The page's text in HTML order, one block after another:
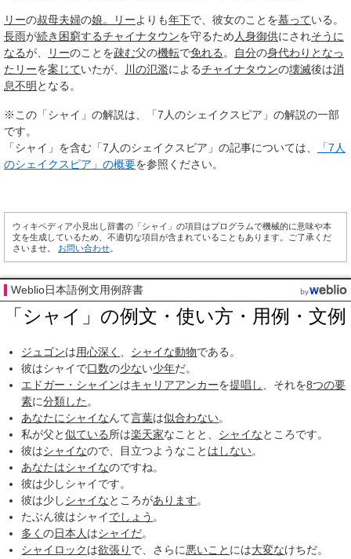
リーの叔母夫婦の娘。 リーよりも年下で、彼女のことを慕っている。
長雨が続き 困窮するチャイナタウンを守るため人身御供にされそうに
なるが、 リーのことを疎む父の機転で免れる。 自分の身代わり となっ
た リーを案じていたが、 川の氾濫によるチャイナタウンの壊滅後は消
息不明 となる。
※この「シャイ」の解説は、「7人のシェイクスピア」の解説の一部
です。
「シャイ」を含む「7人のシェイクスピア」の記事については、
「7人
のシェイクスピア」の概要を参照ください。
ウィキペディア小見出し辞書の「シャイ」の項目はプログラムで機械的に意味や本
文を生成しているため、不適切な項目が含まれていることもあります。ご了承くだ
さいませ。 お問い合わせ
Weblio日本語例文用例辞書
「シャイ」の例文・使い方・用例・文例
ジュゴンは用心深く 、 シャイな動物である。
彼はシャイで口数の少ない少年だ。
エドガー・シャインはキャリアアンカーを提唱し、それを8つの要
素に分類した。
あなたにシャイなんて言葉は似合わない。
私が父と似ている所は楽天家なことと、 シャイなところです。
彼はシャイなので、目立つようなこと はしない。
あなたはシャイなのですね。
彼は少しシャイです。
彼は少しシャイなところがあります。
たぶん彼はシャイでしょう 。
多くの日本人はシャイだ。
シャイロックは欲張り で、さらに悪いこと には大変なけちだ。